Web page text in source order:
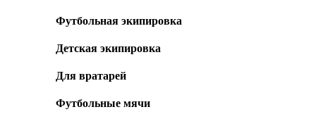
Футбольная экипировка
Детская экипировка
Для вратарей
Футбольные мячи